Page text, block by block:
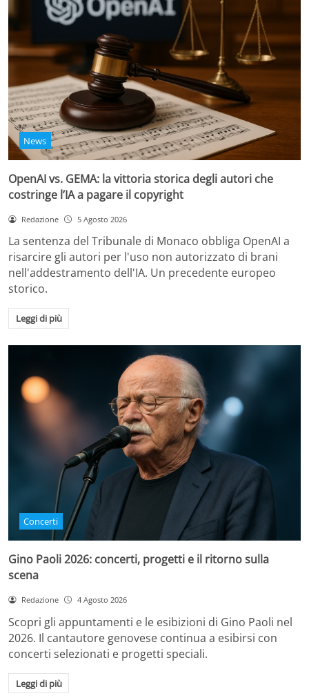
News
OpenAI vs. GEMA: la vittoria storica degli autori che
costringe l’IA a pagare il copyright
Redazione 5 Agosto 2026
La sentenza del Tribunale di Monaco obbliga OpenAI a
risarcire gli autori per l'uso non autorizzato di brani
nell'addestramento dell'IA. Un precedente europeo
storico.
Leggi di più
Concerti
Gino Paoli 2026: concerti, progetti e il ritorno sulla
scena
Redazione 4 Agosto 2026
Scopri gli appuntamenti e le esibizioni di Gino Paoli nel
2026. Il cantautore genovese continua a esibirsi con
concerti selezionati e progetti speciali.
Leggi di più